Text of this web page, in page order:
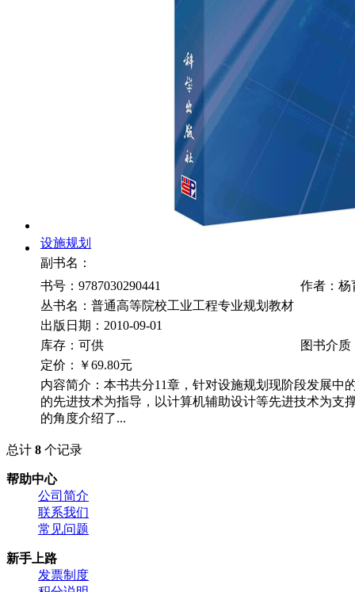
设施规划
副书名：
书号：9787030290441
作者：杨
丛书名：普通高等院校工业工程专业规划教材
出版日期：2010-09-01
库存：可供
图书介质
定价：
￥69.80元
内容简介：本书共分11章，针对设施规划现阶段发展中
的先进技术为指导，以计算机辅助设计等先进技术为支
的角度介绍了...
总计 8 个记录
帮助中心
公司简介
联系我们
常见问题
新手上路
发票制度